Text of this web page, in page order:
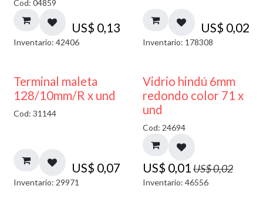
Cod: 04859
US$ 0,13
Inventario: 42406
US$ 0,02
Inventario: 178308
Terminal maleta
128/10mm/R x und
Cod: 31144
US$ 0,07
Inventario: 29971
40% DESCUENTO
Vidrio hindú 6mm
redondo color 71 x
und
Cod: 24694
US$ 0,01US$0,02
Inventario: 46556